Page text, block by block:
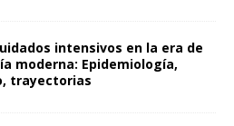
intensivos en la era de
moderna: Epidemiología,
trayectorias